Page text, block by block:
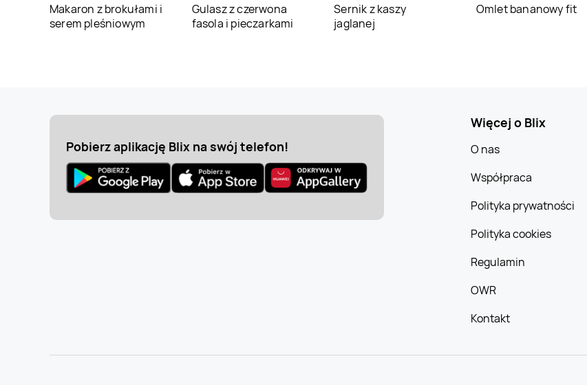
Makaron z brokułami i
serem pleśniowym
Gulasz z czerwona
fasola i pieczarkami
Sernik z kaszy
jaglanej
Omlet bananowy fit
Pobierz aplikację Blix na swój telefon!
Więcej o Blix
O nas
Współpraca
Polityka prywatności
Polityka cookies
Regulamin
OWR
Kontakt